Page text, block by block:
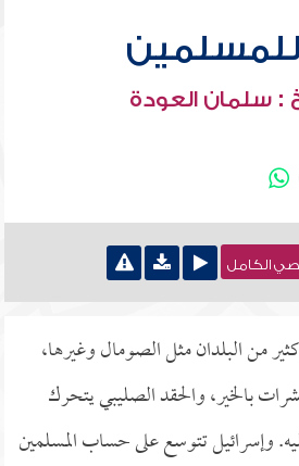
: سلمان العودة
الكامل
من البلدان مثل الصومال وغيرها،
بالخير، والحقد الصليبي يتحرك
وإسرائيل تتوسع على حساب المسلمين